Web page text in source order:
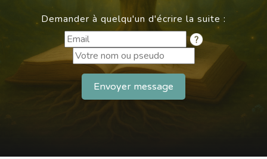
Demander à quelqu'un d'écrire la suite :
Envoyer message